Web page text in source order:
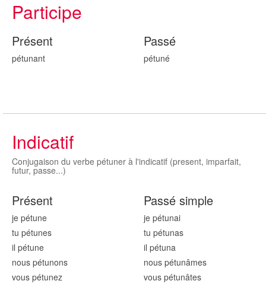
Participe
Présent
pétunant
Passé
pétuné
Indicatif
Conjugaison du verbe pétuner à l'indicatif (present, imparfait,
futur, passe...)
Présent
je pétune
tu pétunes
il pétune
nous pétunons
vous pétunez
Passé simple
je pétunai
tu pétunas
il pétuna
nous pétunâmes
vous pétunâtes